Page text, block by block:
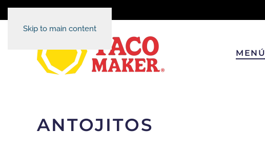
Skip to main content
MENÚ
ANTOJITOS